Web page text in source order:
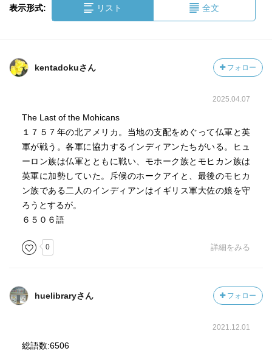
表示形式: リスト 全文
kentadokuさん フォロー
2025.04.07
The Last of the Mohicans
１７５７年の北アメリカ。当地の支配をめぐって仏軍と英
軍が戦う。各軍に協力するインディアンたちがいる。ヒュ
ーロン族は仏軍とともに戦い、モホーク族とモヒカン族は
英軍に加勢していた。斥候のホークアイと、最後のモヒカ
ン族である二人のインディアンはイギリス軍大佐の娘を守
ろうとするが。
６５０６語
0 詳細をみる
huelibraryさん フォロー
2021.12.01
総語数:6506